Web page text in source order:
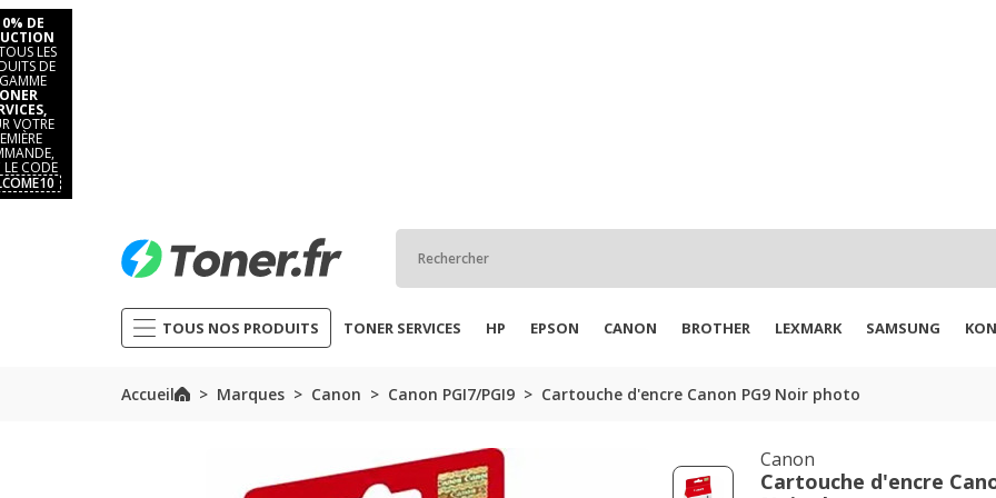
DE
LES
DE
VOTRE
LE CODE
TOUS NOS PRODUITS TONER SERVICES HP EPSON CANON BROTHER LEXMARK SAMSUNG
Accueil Marques Canon Canon PGI7/PGI9 Cartouche d'encre Canon PG9 Noir photo
Canon
Cartouche d'encre